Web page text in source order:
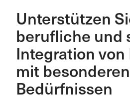
Unterstützen
berufliche und
Integration
mit besonderen
Bedürfnissen